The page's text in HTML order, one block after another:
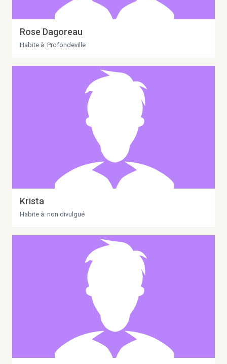
Rose Dagoreau
Habite à: Profondeville
Krista
Habite à: non divulgué